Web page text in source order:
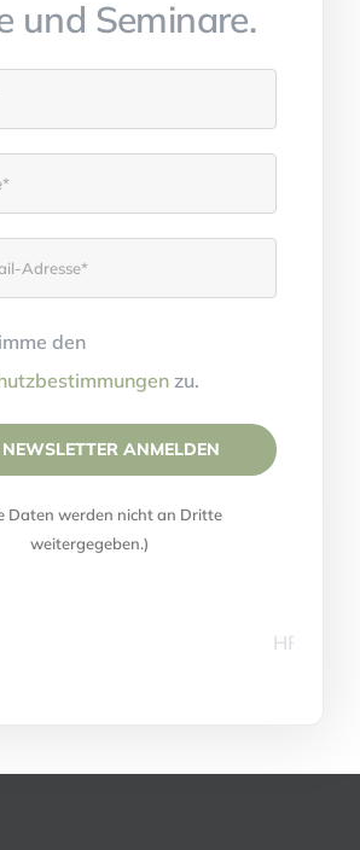
und Seminare.
den
zu.
this field empty.
Daten werden nicht an Dritte
weitergegeben.)